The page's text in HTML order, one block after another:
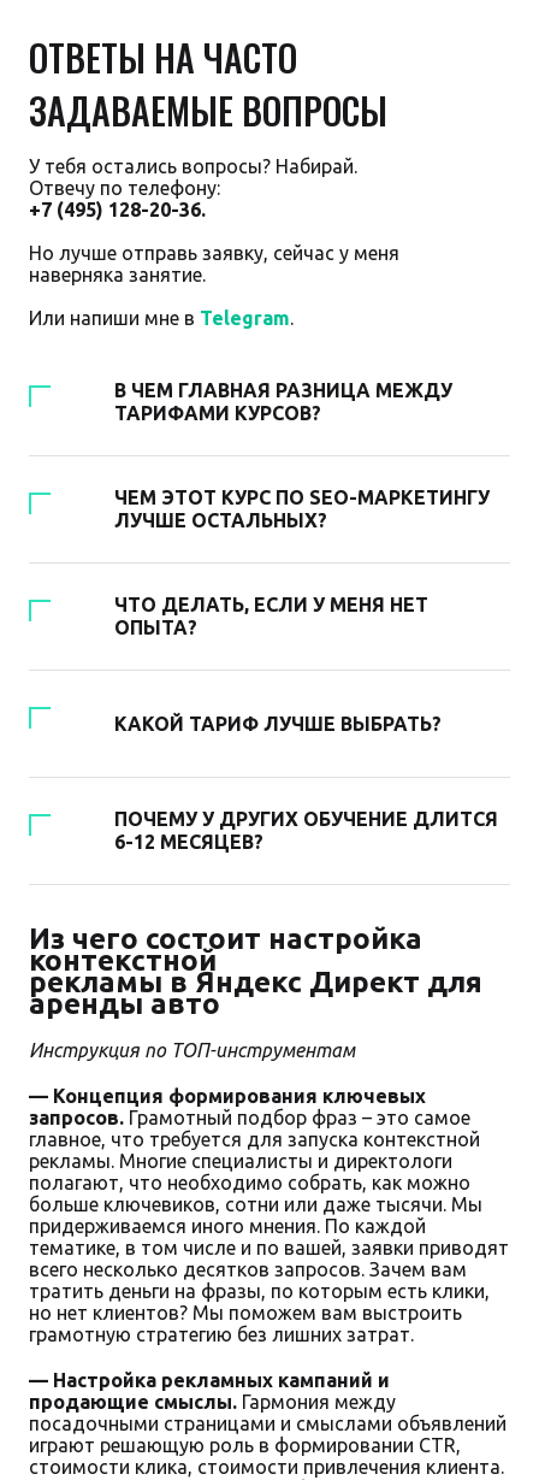
ОТВЕТЫ НА ЧАСТО
ЗАДАВАЕМЫЕ ВОПРОСЫ
У тебя остались вопросы? Набирай.
Отвечу по телефону:
+7 (495) 128-20-36.
Но лучше отправь заявку, сейчас у меня
наверняка занятие.
Или напиши мне в Telegram.
В ЧЕМ ГЛАВНАЯ РАЗНИЦА МЕЖДУ
ТАРИФАМИ КУРСОВ?
ЧЕМ ЭТОТ КУРС ПО SEO-МАРКЕТИНГУ
ЛУЧШЕ ОСТАЛЬНЫХ?
ЧТО ДЕЛАТЬ, ЕСЛИ У МЕНЯ НЕТ
ОПЫТА?
КАКОЙ ТАРИФ ЛУЧШЕ ВЫБРАТЬ?
ПОЧЕМУ У ДРУГИХ ОБУЧЕНИЕ ДЛИТСЯ
6-12 МЕСЯЦЕВ?
Из чего состоит настройка
контекстной
рекламы в Яндекс Директ для
аренды авто
Инструкция по ТОП-инструментам
— Концепция формирования ключевых
запросов. Грамотный подбор фраз – это самое
главное, что требуется для запуска контекстной
рекламы. Многие специалисты и директологи
полагают, что необходимо собрать, как можно
больше ключевиков, сотни или даже тысячи. Мы
придерживаемся иного мнения. По каждой
тематике, в том числе и по вашей, заявки приводят
всего несколько десятков запросов. Зачем вам
тратить деньги на фразы, по которым есть клики,
но нет клиентов? Мы поможем вам выстроить
грамотную стратегию без лишних затрат.
— Настройка рекламных кампаний и
продающие смыслы. Гармония между
посадочными страницами и смыслами объявлений
играют решающую роль в формировании CTR,
стоимости клика, стоимости привлечения клиента.